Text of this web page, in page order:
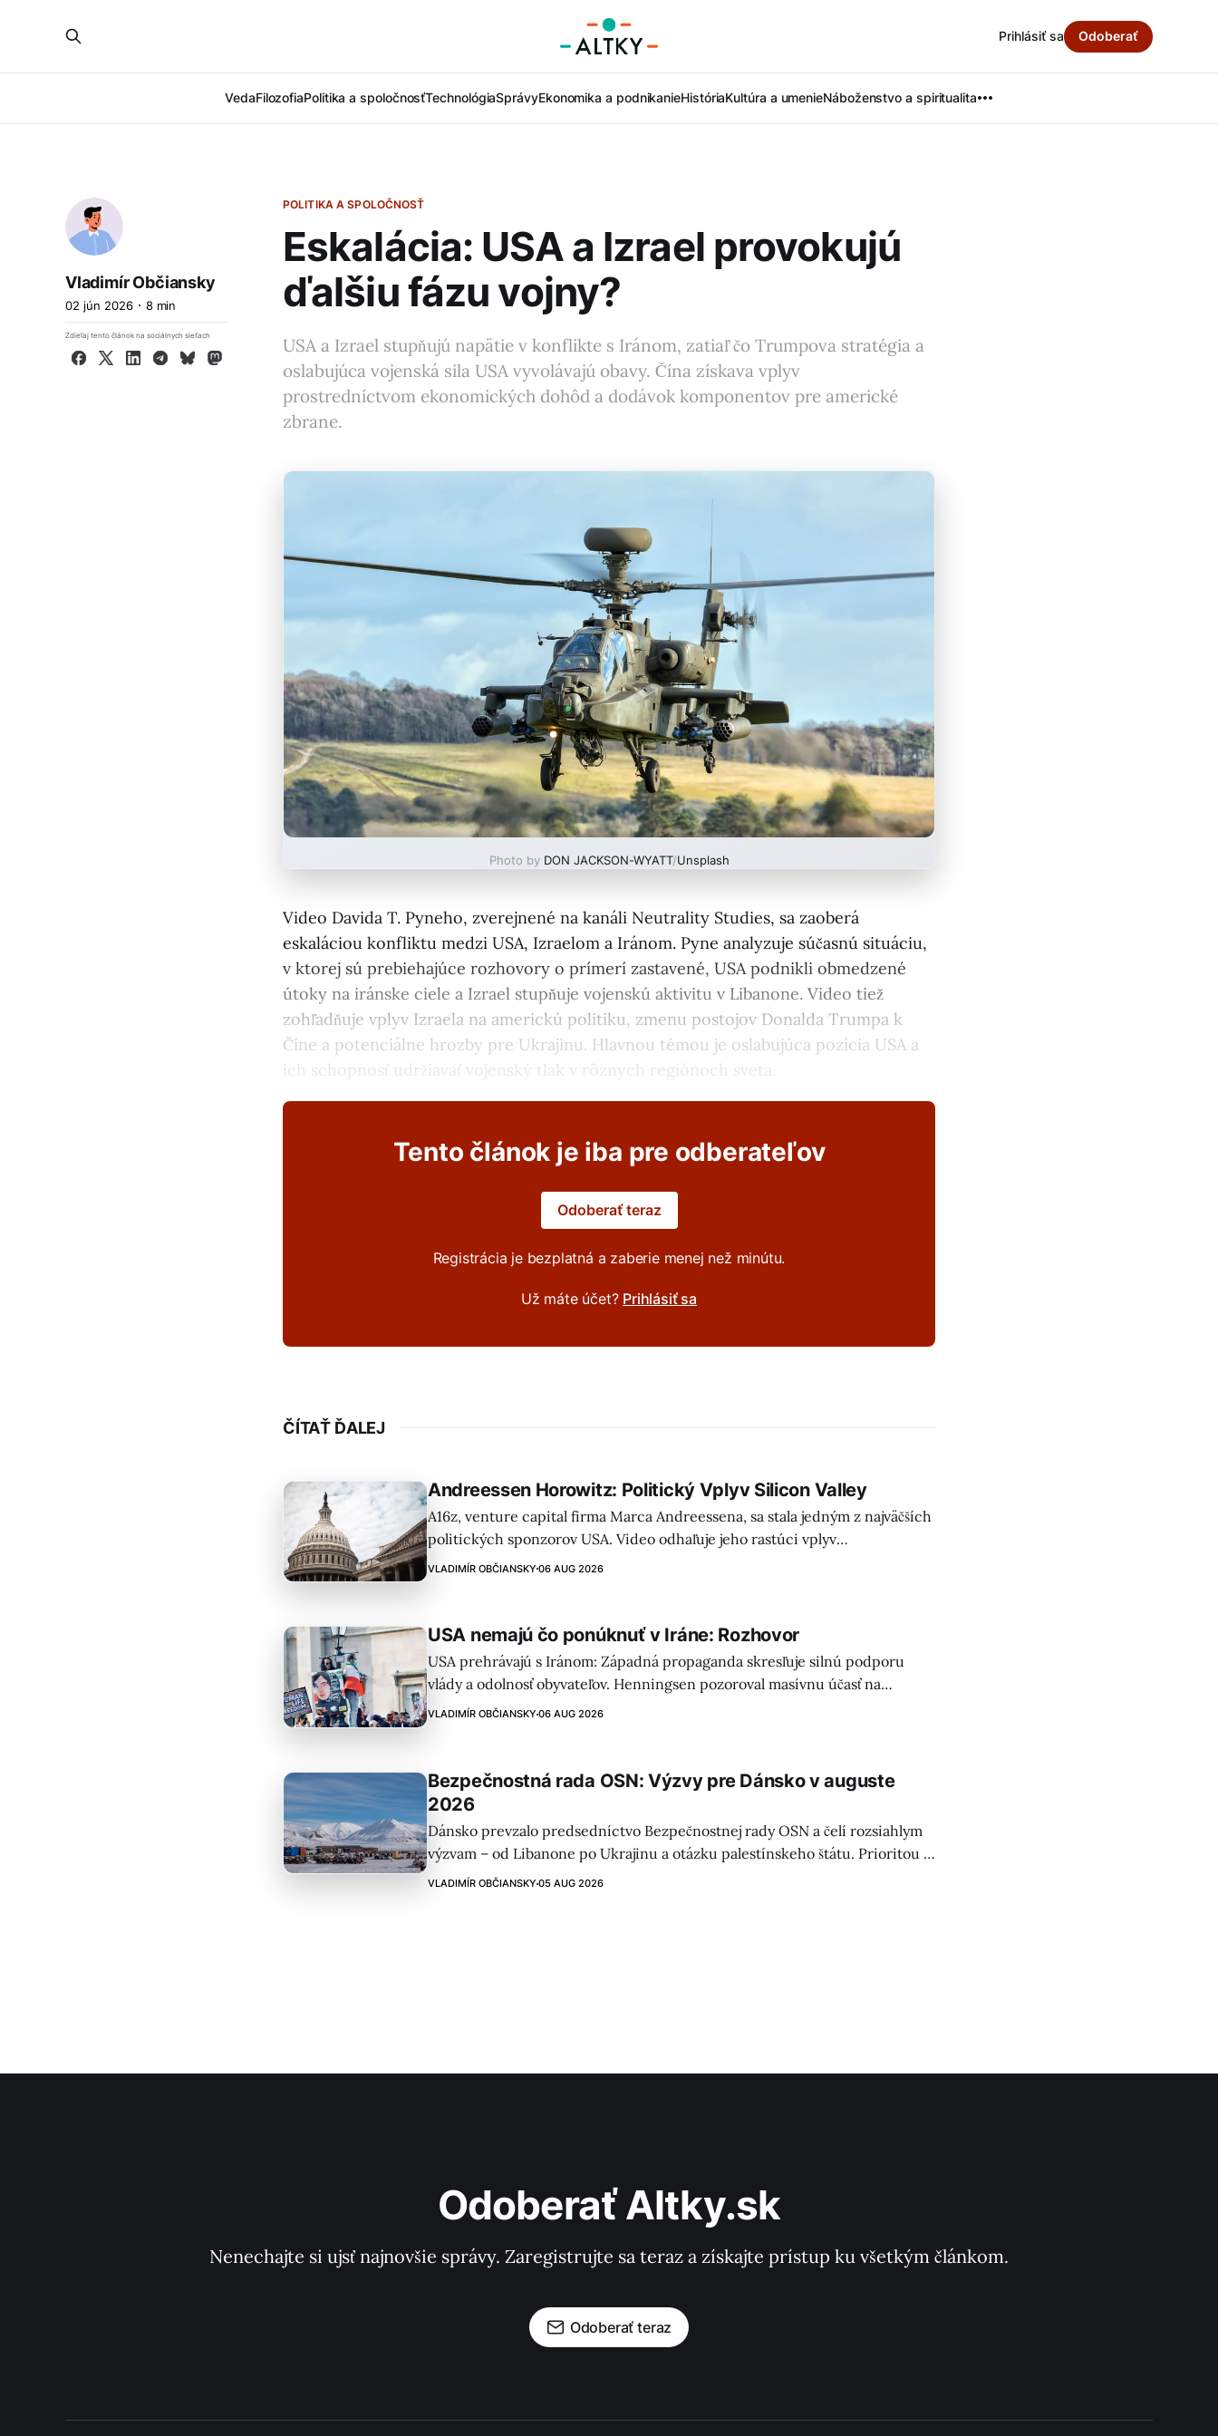
VedaFilozofiaPolitika a spoločnosťTechnológiaSprávyEkonomika a podnikanieHistóriaKultúra a umenieNáboženstvo a spiritualita
Prihlásiť sa Odoberať
POLITIKA A SPOLOČNOSŤ
Eskalácia: USA a Izrael provokujú
ďalšiu fázu vojny?
USA a Izrael stupňujú napätie v konflikte s Iránom, zatiaľ čo Trumpova stratégia a
oslabujúca vojenská sila USA vyvolávajú obavy. Čína získava vplyv
prostredníctvom ekonomických dohôd a dodávok komponentov pre americké
zbrane.
Vladimír Občiansky
02 jún 2026 8 min
Zdieľaj tento článok na sociálnych sieťach
Facebook
X LinkedInTelegram
BlueskyMastodon
Photo by DON JACKSON-WYATT/Unsplash
Video Davida T. Pyneho, zverejnené na kanáli Neutrality Studies, sa zaoberá
eskaláciou konfliktu medzi USA, Izraelom a Iránom. Pyne analyzuje súčasnú situáciu,
v ktorej sú prebiehajúce rozhovory o prímerí zastavené, USA podnikli obmedzené
útoky na iránske ciele a Izrael stupňuje vojenskú aktivitu v Libanone. Video tiež
zohľadňuje vplyv Izraela na americkú politiku, zmenu postojov Donalda Trumpa k
Číne a potenciálne hrozby pre Ukrajinu. Hlavnou témou je oslabujúca pozícia USA a
ich schopnosť udržiavať vojenský tlak v rôznych regiónoch sveta.
Tento článok je iba pre odberateľov
Odoberať teraz
Registrácia je bezplatná a zaberie menej než minútu.
Už máte účet? Prihlásiť sa
ČÍTAŤ ĎALEJ
Andreessen Horowitz: Politický Vplyv Silicon Valley
A16z, venture capital firma Marca Andreessena, sa stala jedným z najväčších
politických sponzorov USA. Video odhaľuje jeho rastúci vplyv
prostredníctvom investícií do vojenskej technológie, sledovania a lobingu,
VLADIMÍR OBČIANSKY 06 AUG 2026
USA nemajú čo ponúknuť v Iráne: Rozhovor
USA prehrávajú s Iránom: Západná propaganda skresľuje silnú podporu
vlády a odolnosť obyvateľov. Henningsen pozoroval masívnu účasť na
pohrebe, ktorá vyvracia naratívy o protestoch a nespokojnosti.
VLADIMÍR OBČIANSKY 06 AUG 2026
Bezpečnostná rada OSN: Výzvy pre Dánsko v auguste
2026
Dánsko prevzalo predsedníctvo Bezpečnostnej rady OSN a čelí rozsiahlym
výzvam – od Libanone po Ukrajinu a otázku palestínskeho štátu. Prioritou je
riešenie eskalácie na Ukrajine a podpora špeciálnych spravodajcov OSN.
VLADIMÍR OBČIANSKY 05 AUG 2026
Odoberať Altky.sk
Nenechajte si ujsť najnovšie správy. Zaregistrujte sa teraz a získajte prístup ku všetkým článkom.
Odoberať teraz